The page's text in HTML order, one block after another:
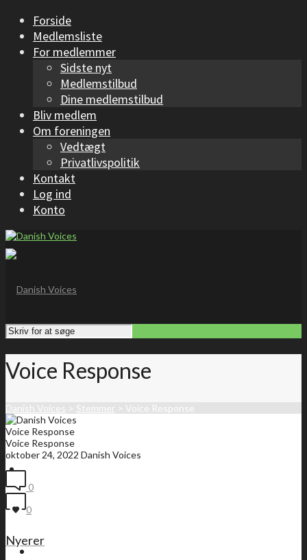
Forside
Medlemsliste
For medlemmer
Sidste nyt
Medlemstilbud
Dine medlemstilbud
Bliv medlem
Om foreningen
Vedtægt
Privatlivspolitik
Kontakt
Log ind
Konto
Forside
Medlemsliste
Voice Response
Danish Voices > Stemmer > Voice Response
Voice Response
Voice Response
oktober 24, 2022 Danish Voices
0
0
Nyerer